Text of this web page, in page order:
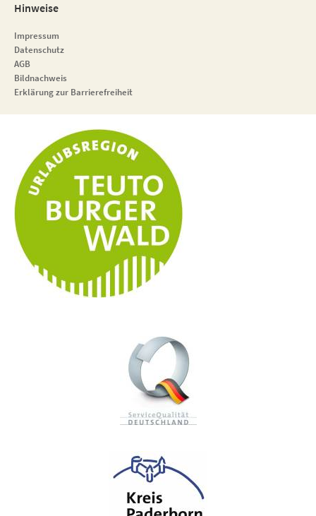
Hinweise
Impressum
Datenschutz
AGB
Bildnachweis
Erklärung zur Barrierefreiheit